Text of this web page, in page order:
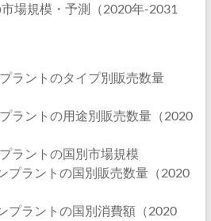
場規模・予測（2020年-2031
ラントのタイプ別販売数量
ラントの用途別販売数量（2020
ラントの国別市場規模
プラントの国別販売数量（2020
プラントの国別消費額（2020